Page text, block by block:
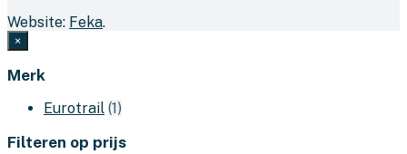
Website: Feka.
×
Merk
Eurotrail (1)
Filteren op prijs